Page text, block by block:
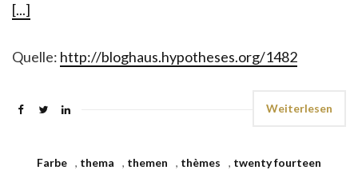
[...]
Quelle: http://bloghaus.hypotheses.org/1482
Weiterlesen
Farbe , thema , themen , thèmes , twenty fourteen